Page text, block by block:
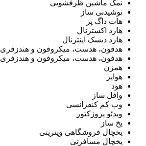
نمک ماشین ظرفشویی
نوشیدنی ساز
هات داگ پز
هارد اکسترنال
هارد دیسک اینترنال
هدفون، هدست، میکروفون و هندزفری
هدفون، هدست، میکروفون و هندزفری
همزن
هواپز
هود
وافل ساز
وب کم کنفرانسی
ویدئو پروژکتور
یخ ساز
یخچال فروشگاهی ویترینی
یخچال مسافرتی